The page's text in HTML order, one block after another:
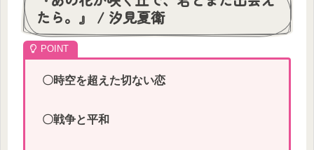
たら。』 / 汐見夏衛
〇時空を超えた切ない恋
〇戦争と平和